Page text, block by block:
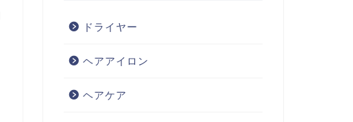
ドライヤー
ヘアアイロン
ヘアケア